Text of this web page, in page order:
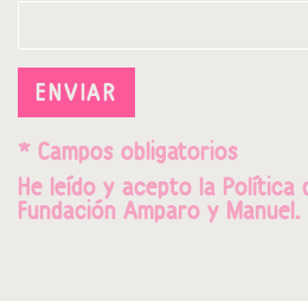
ENVIAR
* Campos obligatorios
He leído y acepto la Política
Fundación Amparo y Manuel.